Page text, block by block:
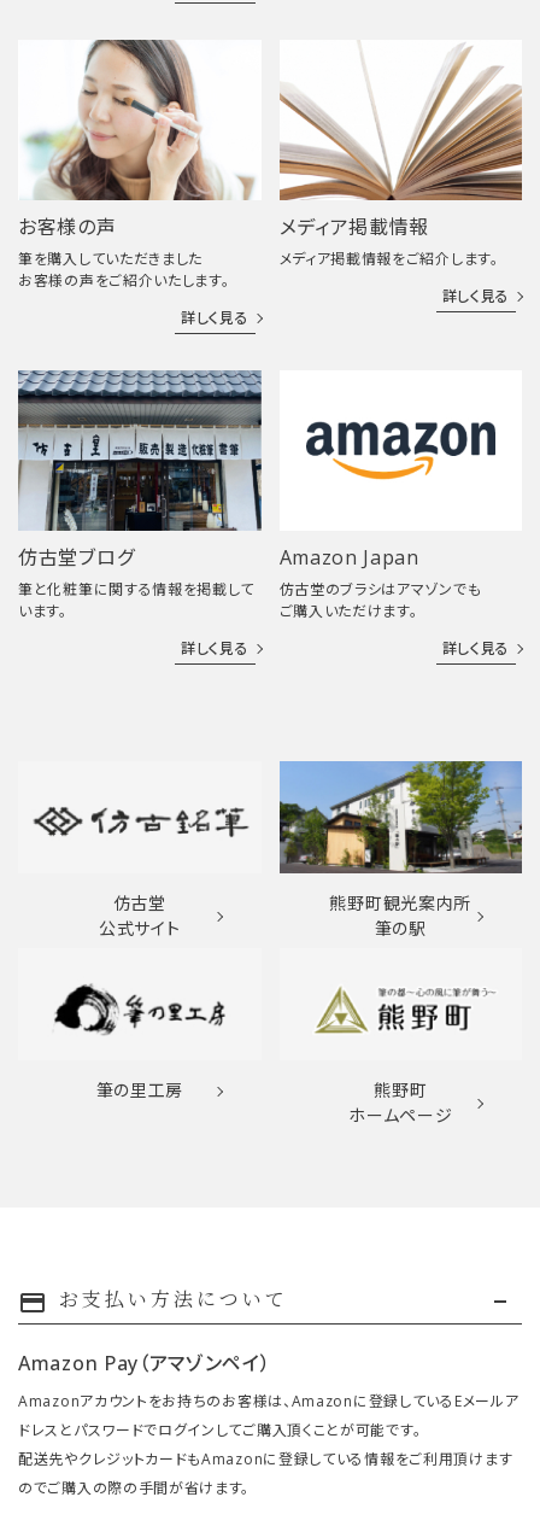
お客様の声
筆を購入していただきました
お客様の声をご紹介いたします。
詳しく見る
メディア掲載情報
メディア掲載情報をご紹介します。
詳しく見る
仿古堂ブログ
筆と化粧筆に関する情報を掲載して
います。
詳しく見る
Amazon Japan
仿古堂のブラシはアマゾンでも
ご購入いただけます。
詳しく見る
仿古堂
公式サイト
熊野町観光案内所
筆の駅
筆の里工房
熊野町
ホームページ
payment お支払い方法について
Amazon Pay（アマゾンペイ）
Amazonアカウントをお持ちのお客様は、Amazonに登録しているEメールア
ドレスとパスワードでログインしてご購入頂くことが可能です。
配送先やクレジットカードもAmazonに登録している情報をご利用頂けます
のでご購入の際の手間が省けます。